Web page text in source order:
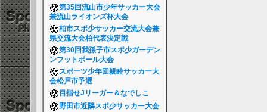
第35回流山市少年サッカー大会
兼流山ライオンズ杯大会
柏市スポ少サッカー交流大会兼
県交流大会柏代表決定戦
第30回我孫子市スポ少ガーデン
ンフットボール大会
スポーツ少年団親睦サッカー大
会松戸市予選
目指せJリーガー＆なでしこ
野田市近隣スポ少サッカー大会